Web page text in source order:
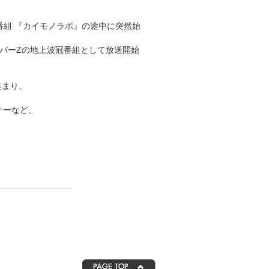
『カイモノラボ』の途中に突然始
ーZの地上波冠番組として放送開始
り、
など、